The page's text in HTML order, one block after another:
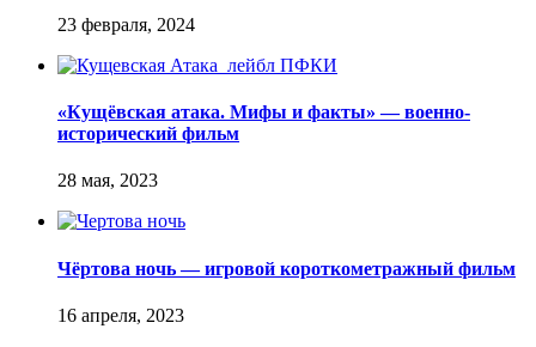
«Кущёвская атака. Мифы и факты» — военно-
исторический фильм
Чёртова ночь — игровой короткометражный фильм